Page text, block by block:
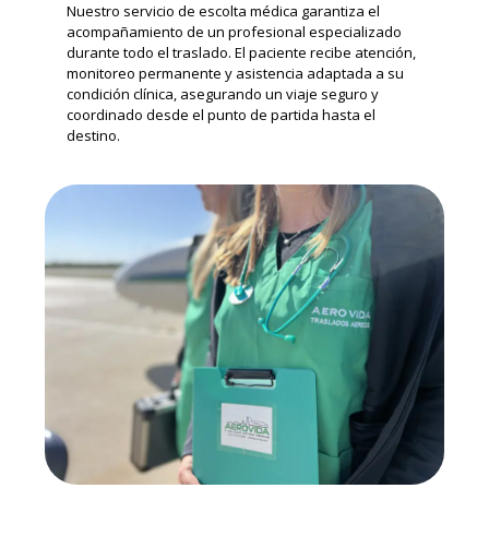
Nuestro servicio de escolta médica garantiza el
acompañamiento de un profesional especializado
durante todo el traslado. El paciente recibe atención,
monitoreo permanente y asistencia adaptada a su
condición clínica, asegurando un viaje seguro y
coordinado desde el punto de partida hasta el
destino.